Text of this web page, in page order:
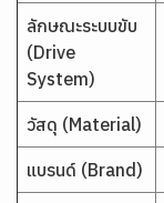
ลักษณะระบบขับ
(Drive
System)
วัสดุ (Material)
แบรนด์ (Brand)